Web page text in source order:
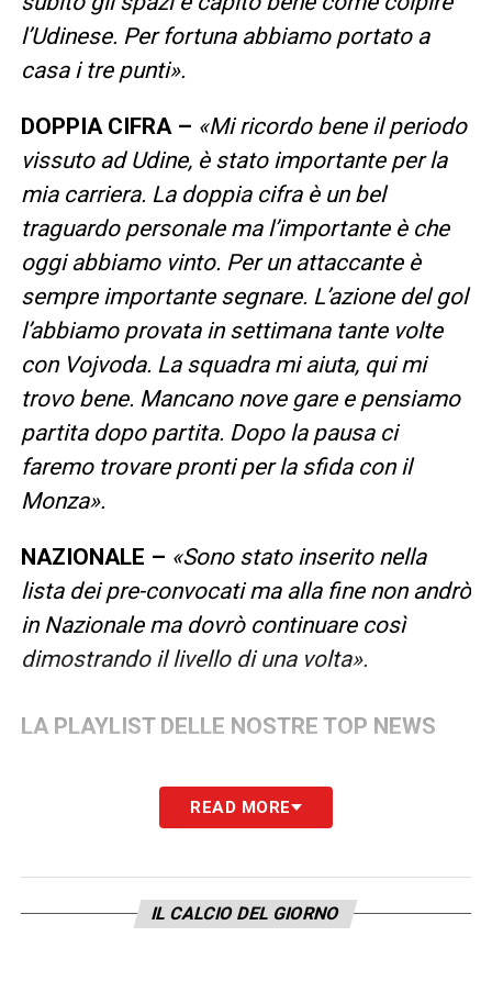
l’Udinese. Per fortuna abbiamo portato a
casa i tre punti».
DOPPIA CIFRA – «Mi ricordo bene il periodo
vissuto ad Udine, è stato importante per la
mia carriera. La doppia cifra è un bel
traguardo personale ma l’importante è che
oggi abbiamo vinto. Per un attaccante è
sempre importante segnare. L’azione del gol
l’abbiamo provata in settimana tante volte
con Vojvoda. La squadra mi aiuta, qui mi
trovo bene. Mancano nove gare e pensiamo
partita dopo partita. Dopo la pausa ci
faremo trovare pronti per la sfida con il
Monza».
NAZIONALE – «Sono stato inserito nella
lista dei pre-convocati ma alla fine non andrò
in Nazionale ma dovrò continuare così
dimostrando il livello di una volta».
LA PLAYLIST DELLE NOSTRE TOP NEWS
READ MORE
IL CALCIO DEL GIORNO